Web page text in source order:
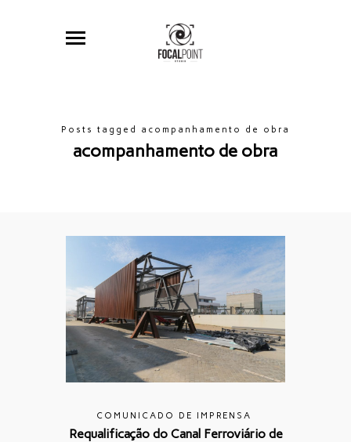
Posts tagged acompanhamento de obra
acompanhamento de obra
COMUNICADO DE IMPRENSA
Requalificação do Canal Ferroviário de